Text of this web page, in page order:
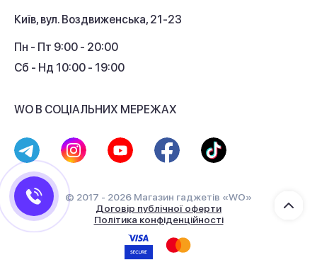
Кешбек
Київ, вул. Воздвиженська, 21-23
Пн - Пт 9:00 - 20:00
Сб - Нд 10:00 - 19:00
WO В СОЦІАЛЬНИХ МЕРЕЖАХ
© 2017 - 2026 Магазин гаджетів «WO»
Договір публічної оферти
Політика конфіденційності